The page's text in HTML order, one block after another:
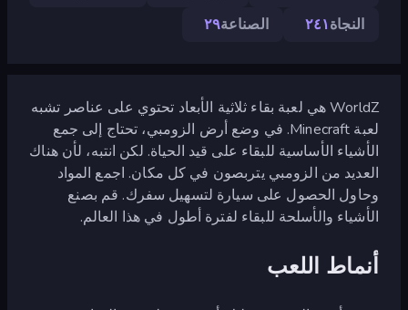
النجاة٢٤١ الصناعة٢٩
WorldZ هي لعبة بقاء ثلاثية الأبعاد تحتوي على عناصر تشبه
لعبة Minecraft. في وضع أرض الزومبي، تحتاج إلى جمع
الأشياء الأساسية للبقاء على قيد الحياة. لكن انتبه، لأن هناك
العديد من الزومبي يتربصون في كل مكان. اجمع المواد
وحاول الحصول على سيارة لتسهيل سفرك. قم بصنع
الأشياء والأسلحة للبقاء لفترة أطول في هذا العالم.
أنماط اللعب